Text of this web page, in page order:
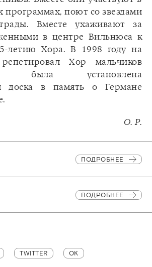
программах, поют со звездами
Вместе ухаживают за
в центре Вильнюса к
летию Хора. В 1998 году на
Хор мальчиков
была установлена
доска в память о Германе
О. Р.
ПОДРОБНЕЕ
ПОДРОБНЕЕ
TWITTER OK